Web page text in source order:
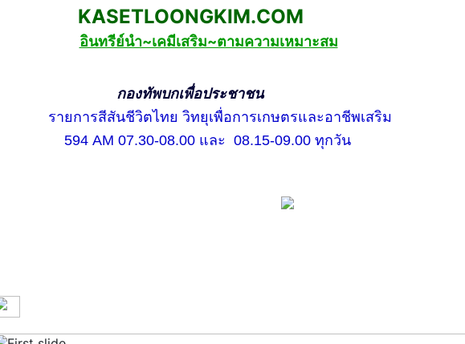
KASETLOONGKIM.COM
อินทรีย์นำ~เคมีเสริม~ตามความเหมาะสม
กองทัพบกเพื่อประชาชน
รายการสีสันชีวิตไทย วิทยุเพื่อการเกษตรและอาชีพเสริม
594 AM 07.30-08.00 และ 08.15-09.00 ทุกวัน